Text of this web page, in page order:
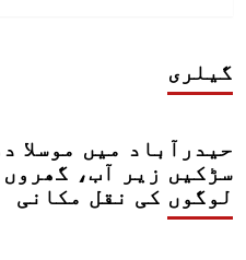
گیلری
حیدرآباد میں موسلا
سڑکیں زیر آب،
لوگوں کی نقل مکانی